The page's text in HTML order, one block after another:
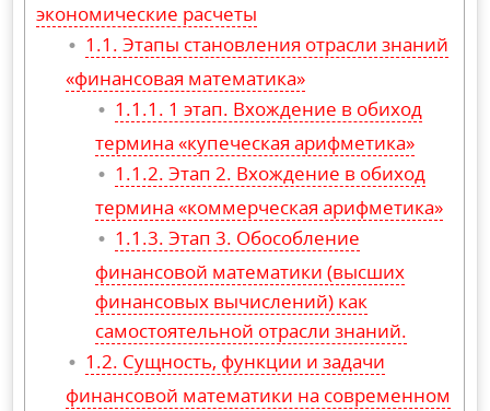
экономические расчеты
Этапы становления отрасли знаний
«финансовая математика»
1 этап. Вхождение в обиход
термина «купеческая арифметика»
Этап 2. Вхождение в обиход
термина «коммерческая арифметика»
Этап 3. Обособление
финансовой математики (высших
финансовых вычислений) как
самостоятельной отрасли знаний.
Сущность, функции и задачи
финансовой математики на современном